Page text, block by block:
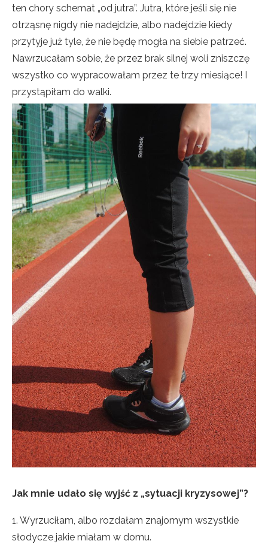
ten chory schemat „od jutra”. Jutra, które jeśli się nie
otrząsnę nigdy nie nadejdzie, albo nadejdzie kiedy
przytyje już tyle, że nie będę mogła na siebie patrzeć.
Nawrzucałam sobie, że przez brak silnej woli zniszczę
wszystko co wypracowałam przez te trzy miesiące! I
przystąpiłam do walki.
Jak mnie udało się wyjść z „sytuacji kryzysowej”?
1. Wyrzuciłam, albo rozdałam znajomym wszystkie
słodycze jakie miałam w domu.